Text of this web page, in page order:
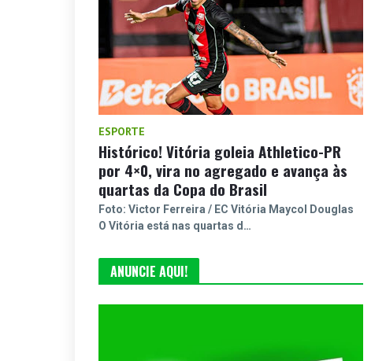
ESPORTE
Histórico! Vitória goleia Athletico-PR
por 4×0, vira no agregado e avança às
quartas da Copa do Brasil
Foto: Victor Ferreira / EC Vitória Maycol Douglas
O Vitória está nas quartas d…
ANUNCIE AQUI!